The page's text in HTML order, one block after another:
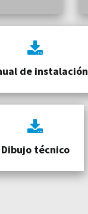
de instalación
Dibujo técnico